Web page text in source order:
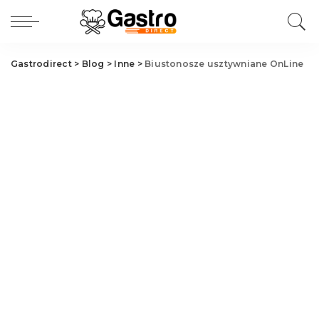
Gastrodirect> Blog > Inne > Biustonosze usztywniane OnLine